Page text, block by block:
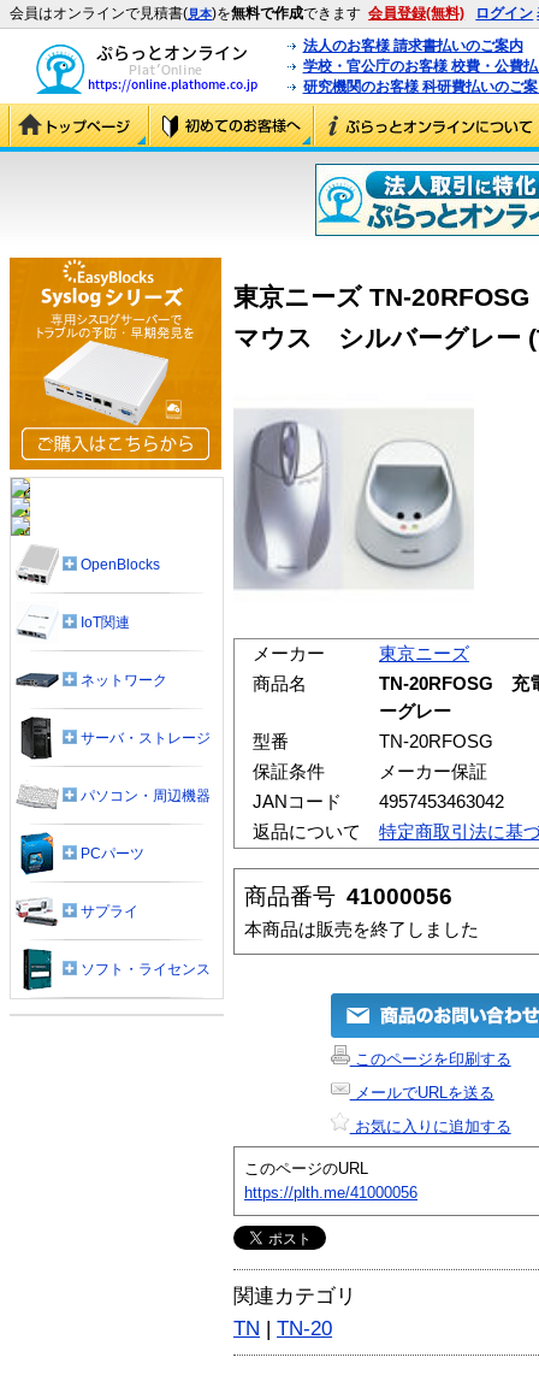
会員はオンラインで見積書(見本)を無料で作成できます 会員登録(無料) ログイン
法人のお客様 請求書払いのご案内
学校・官公庁のお客様 校費・公費
研究機関のお客様 科研費払いのご
東京ニーズ TN-
マウス シルバーグレー
メーカー
東京ニーズ
商品名
TN-20RFOSG 充
ーグレー
型番
TN-20RFOSG
保証条件
メーカー保証
JANコード
4957453463042
返品について
特定商取引法に基
商品番号 41000056
本商品は販売を終了しました
このページを印刷する
メールでURLを送る
お気に入りに追加する
このページのURL
https://plth.me/41000056
関連カテゴリ
TN | TN-20
OpenBlocks
IoT関連
ネットワーク
サーバ・ストレージ
パソコン・周辺機器
PCパーツ
サプライ
ソフト・ライセンス